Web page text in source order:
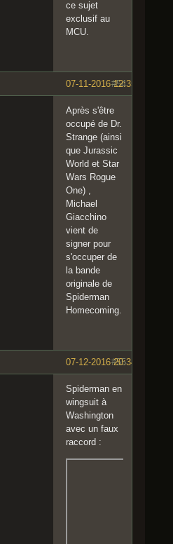
ce sujet
exclusif au
MCU.
#54
07-11-2016 12:35:28
Après s'être
occupé de Dr.
Strange (ainsi
que Jurassic
World et Star
Wars Rogue
One) ,
Michael
Giacchino
vient de
signer pour
s'occuper de
la bande
originale de
Spiderman
Homecoming.
#55
07-12-2016 20:34:01
Spiderman en
wingsuit à
Washington
avec un faux
raccord :